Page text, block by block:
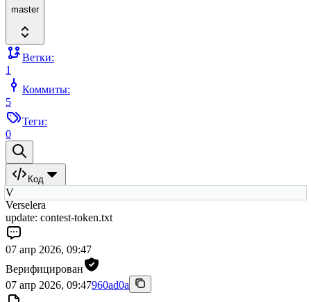
master
Ветки:
1
Коммиты:
5
Теги:
0
Код
V
Verselera
update: contest-token.txt
07 апр 2026, 09:47
Верифицирован
07 апр 2026, 09:47960ad0a